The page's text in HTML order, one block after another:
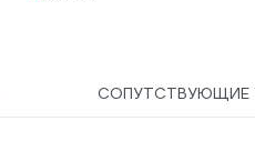
СОПУТСТВУЮЩИЕ